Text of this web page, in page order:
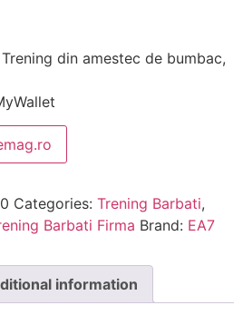
din amestec de bumbac,
Categories: Trening Barbati,
Barbati Firma Brand: EA7
information